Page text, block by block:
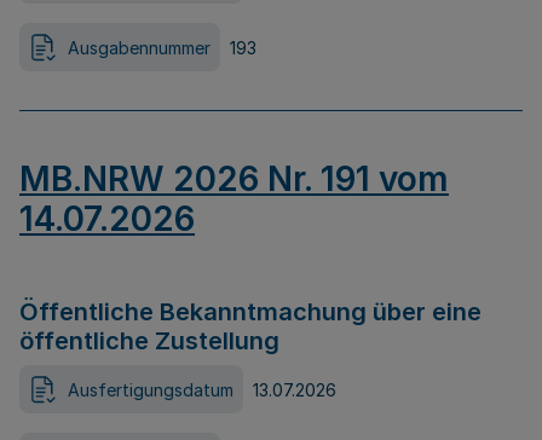
Ausgabennummer 193
MB.NRW 2026 Nr. 191 vom
14.07.2026
Öffentliche Bekanntmachung über eine
öffentliche Zustellung
Ausfertigungsdatum 13.07.2026